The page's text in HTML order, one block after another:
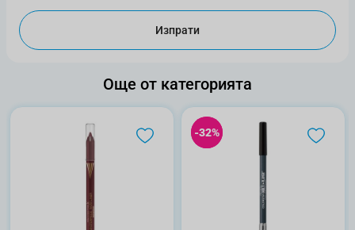
Изпрати
Още от категорията
-32%
-32%